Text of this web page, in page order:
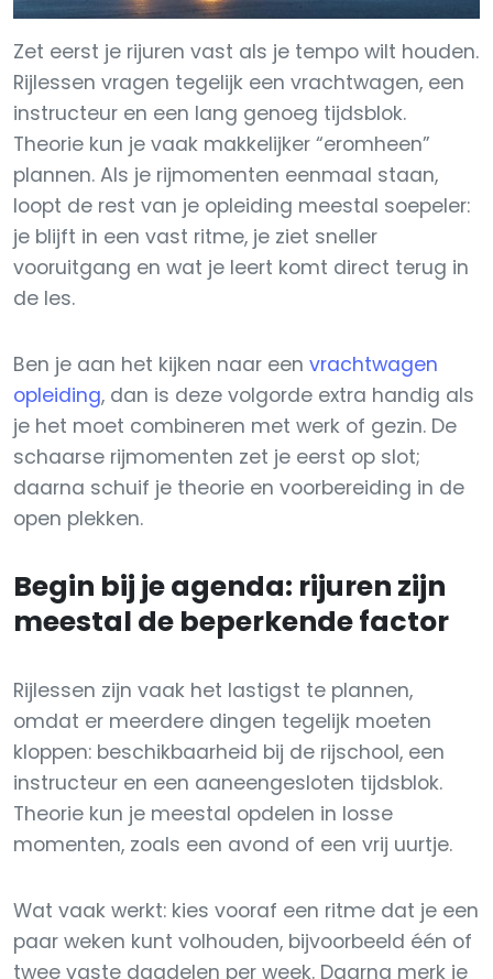
Zet eerst je rijuren vast als je tempo wilt houden.
Rijlessen vragen tegelijk een vrachtwagen, een
instructeur en een lang genoeg tijdsblok.
Theorie kun je vaak makkelijker “eromheen”
plannen. Als je rijmomenten eenmaal staan,
loopt de rest van je opleiding meestal soepeler:
je blijft in een vast ritme, je ziet sneller
vooruitgang en wat je leert komt direct terug in
de les.
Ben je aan het kijken naar een vrachtwagen
opleiding, dan is deze volgorde extra handig als
je het moet combineren met werk of gezin. De
schaarse rijmomenten zet je eerst op slot;
daarna schuif je theorie en voorbereiding in de
open plekken.
Begin bij je agenda: rijuren zijn
meestal de beperkende factor
Rijlessen zijn vaak het lastigst te plannen,
omdat er meerdere dingen tegelijk moeten
kloppen: beschikbaarheid bij de rijschool, een
instructeur en een aaneengesloten tijdsblok.
Theorie kun je meestal opdelen in losse
momenten, zoals een avond of een vrij uurtje.
Wat vaak werkt: kies vooraf een ritme dat je een
paar weken kunt volhouden, bijvoorbeeld één of
twee vaste dagdelen per week. Daarna merk je